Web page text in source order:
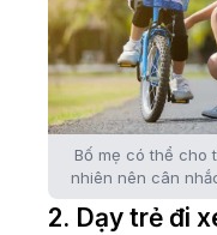
Bố mẹ có thể cho
nhiên nên cân
2. Dạy trẻ đi